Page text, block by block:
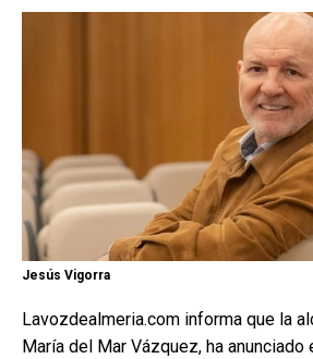
Jesús Vigorra
Lavozdealmeria.com informa que la
María del Mar Vázquez, ha anunciado